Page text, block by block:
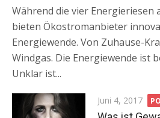
Während die vier Energieriesen
bieten Ökostromanbieter
Energiewende. Von Zuhause-
Windgas. Die Energiewende ist
Unklar ist...
Posted
on
Juni 4, 2017